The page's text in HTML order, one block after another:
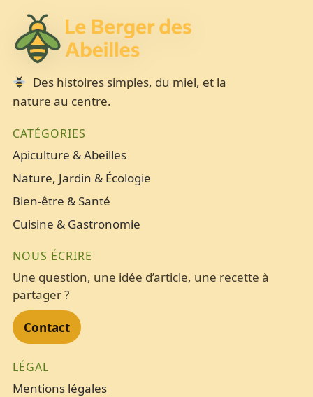
Des histoires simples, du miel, et la
nature au centre.
CATÉGORIES
Apiculture & Abeilles
Nature, Jardin & Écologie
Bien-être & Santé
Cuisine & Gastronomie
NOUS ÉCRIRE
Une question, une idée d’article, une recette à
partager ?
Contact
LÉGAL
Mentions légales